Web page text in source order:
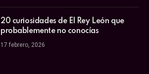
20 curiosidades de El Rey León que
probablemente no conocías
17 febrero, 2026